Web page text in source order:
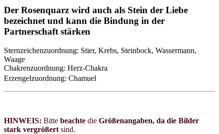
Der Rosenquarz wird auch als Stein der Liebe
bezeichnet und kann die Bindung in der
Partnerschaft stärken
Sternzeichenzuordnung: Stier, Krebs, Steinbock, Wassermann,
Waage
Chakrenzuordnung: Herz-Chakra
Erzengelzuordnung: Chamuel
HINWEIS: Bitte beachte die Größenangaben, da die Bilder
stark vergrößert sind.